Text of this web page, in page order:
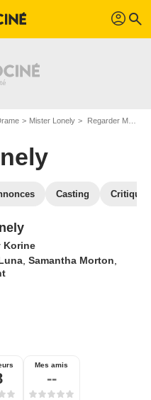
profil search
Mister Lonely Regarder Mister Lonely en SVOD
Casting
Korine
,Samantha Morton
Mes amis
--